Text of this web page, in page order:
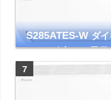
S285ATES-Wダ
シリーズ 主に10畳
コンパクト